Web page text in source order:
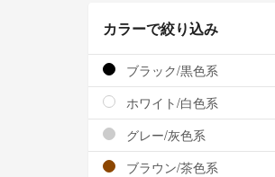
カラーで絞り込み
ブラック/黒色系
ホワイト/白色系
グレー/灰色系
ブラウン/茶色系